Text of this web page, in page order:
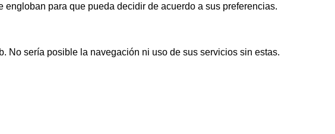
para que pueda decidir de acuerdo a sus preferencias.
No sería posible la navegación ni uso de sus servicios sin estas.